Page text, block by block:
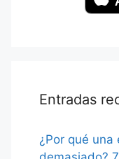
Entradas
¿Por qué una